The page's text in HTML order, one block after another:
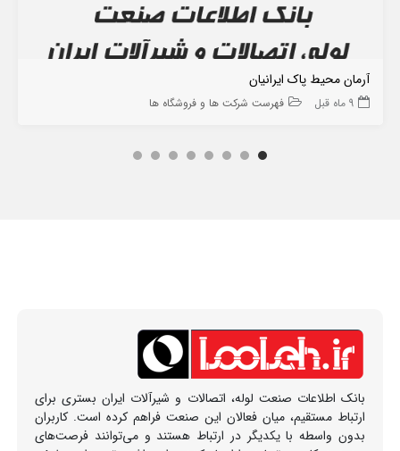
آرمان محیط پاک ایرانیان
9 ماه قبل فهرست شرکت ها و فروشگاه ها
بانک اطلاعات صنعت لوله، اتصالات و شیرآلات ایران بستری برای
ارتباط مستقیم، میان فعالان این صنعت فراهم کرده است. کاربران
بدون واسطه با یکدیگر در ارتباط هستند و می‌توانند فرصت‌های